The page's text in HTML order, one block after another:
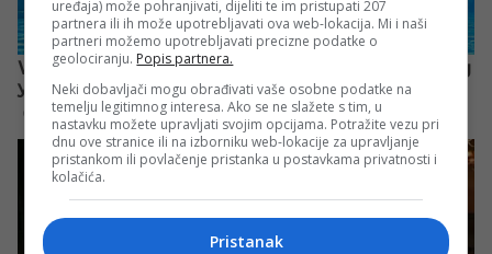
uređaja) može pohranjivati, dijeliti te im pristupati 207
partnera ili ih može upotrebljavati ova web-lokacija. Mi i naši
partneri možemo upotrebljavati precizne podatke o
geolociranju. Popis partnera.
Neki dobavljači mogu obrađivati vaše osobne podatke na
temelju legitimnog interesa. Ako se ne slažete s tim, u
nastavku možete upravljati svojim opcijama. Potražite vezu pri
dnu ove stranice ili na izborniku web-lokacije za upravljanje
pristankom ili povlačenje pristanka u postavkama privatnosti i
kolačića.
Pristanak